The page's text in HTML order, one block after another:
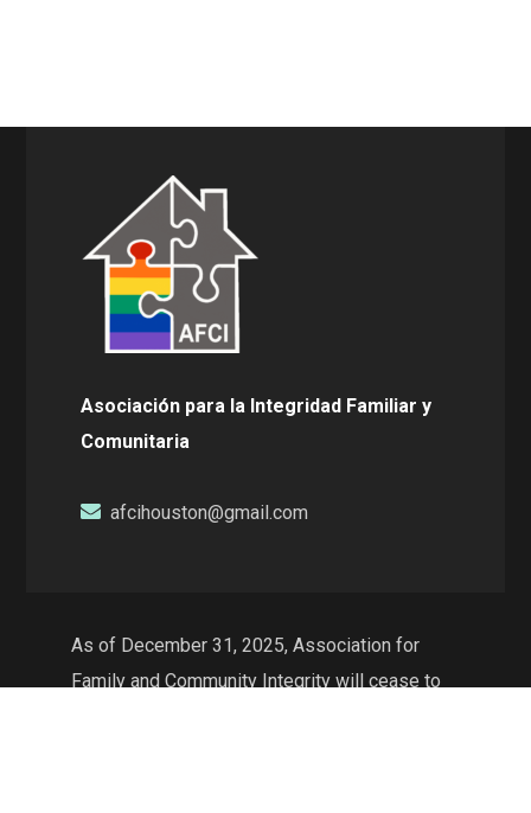
Asociación para la Integridad Familiar y
Comunitaria
afcihouston@gmail.com
As of December 31, 2025, Association for
Family and Community Integrity will cease to